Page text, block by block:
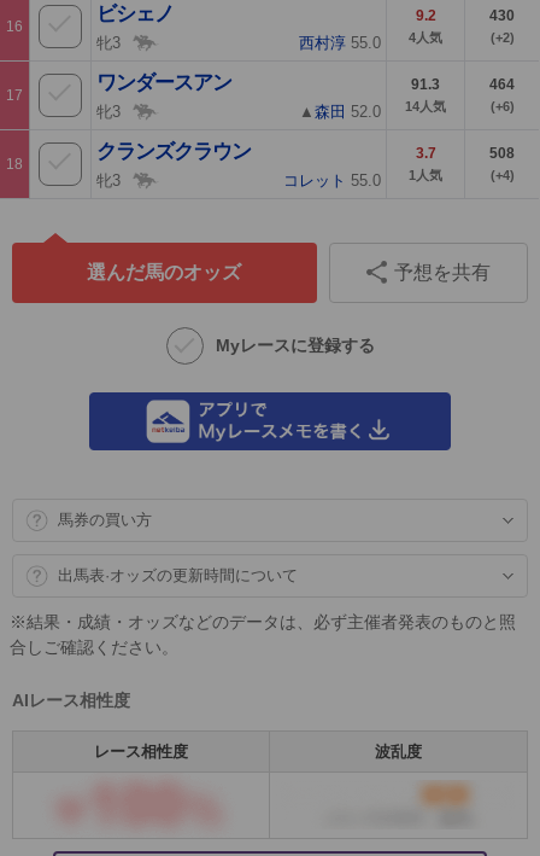
16
ビシェノ
牝3 西村淳 55.0
9.2
4 人気
430
(+2)
17
ワンダースアン
牝3 ▲ 森田 52.0
91.3
14 人気
464
(+6)
18
クランズクラウン
牝3 コレット 55.0
3.7
1 人気
508
(+4)
選んだ馬のオッズ 予想を共有
Myレースに登録する
馬券の買い方
出馬表·オッズの更新時間について
※結果・成績・オッズなどのデータは、必ず主催者発表のものと照
合しご確認ください。
AIレース相性度
レース相性度 波乱度